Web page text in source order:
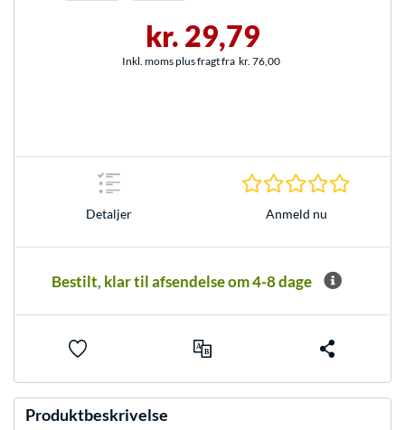
kr. 29,79
Inkl. moms plus fragt fra kr. 76,00
Detaljer Anmeld nu
Bestilt, klar til afsendelse om 4-8 dage
Produktbeskrivelse